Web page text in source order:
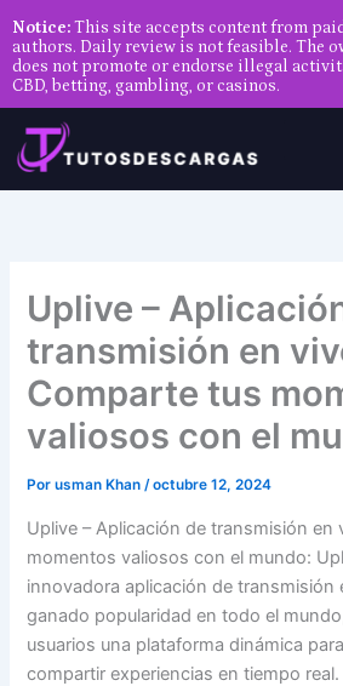
contenido
Uplive –
transmisión en
Comparte tus
valiosos con el
Porusman Khan/octubre 12, 2024
Uplive – Aplicación de transmisión en
momentos valiosos con el mundo:
innovadora aplicación de transmisión
ganado popularidad en todo el
usuarios una plataforma dinámica
compartir experiencias en tiempo
Notice:This site accepts content from
authors. Daily review is not feasible. The
does not promote or endorse illegal
CBD, betting, gambling, or casinos.